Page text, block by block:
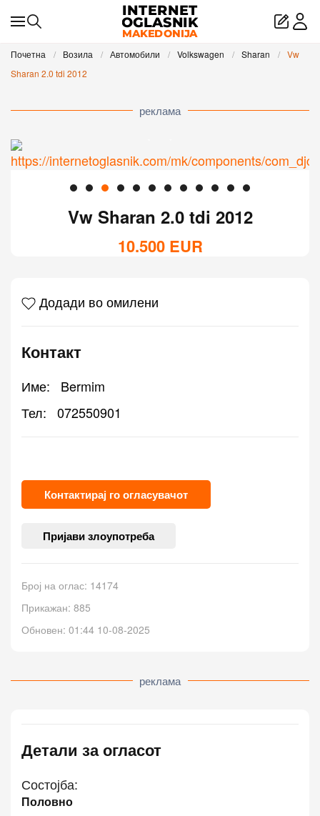
Skip to main content
Почетна Возила Автомобили Volkswagen Sharan
Vw
Sharan 2.0 tdi 2012
реклама
Vw Sharan 2.0 tdi 2012
10.500 EUR
Додади во омилени
Контакт
Име:
Bermim
Тел:
072550901
Контактирај го огласувачот
Пријави злоупотреба
Број на оглас: 14174
Прикажан: 885
Обновен: 01:44 10-08-2025
реклама
Детали за огласот
Состојба:
Половно